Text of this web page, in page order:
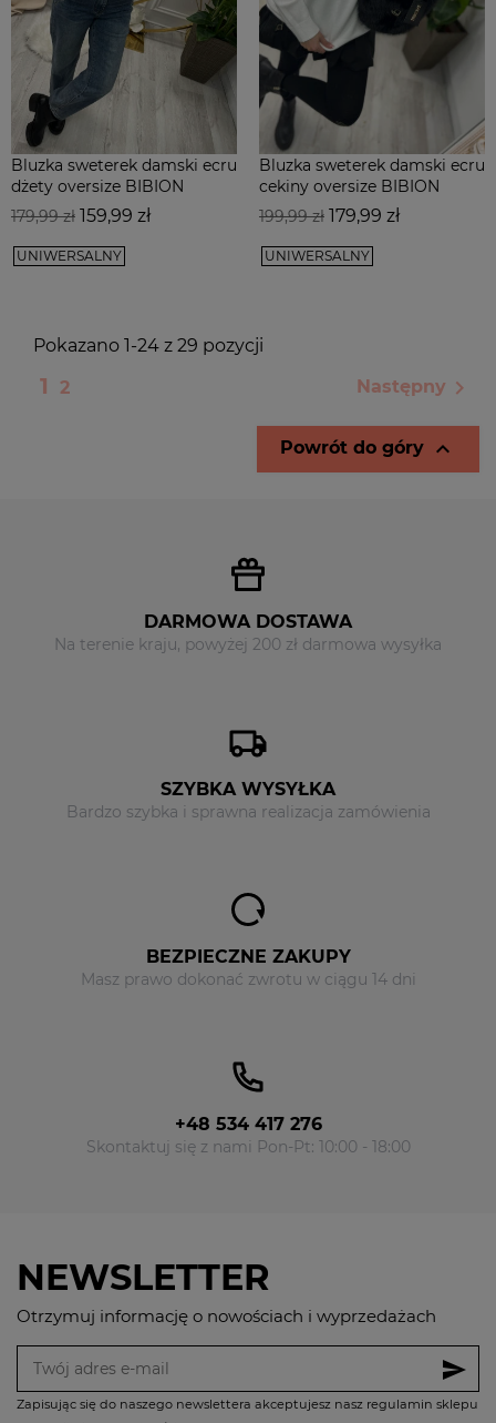
Bluzka sweterek damski ecru
dżety oversize BIBION
Cena
179,99 zł Cena
159,99 zł
UNIWERSALNY
Bluzka sweterek damski ecru
cekiny oversize BIBION
Cena
199,99 zł Cena
179,99 zł
UNIWERSALNY
Pokazano 1-24 z 29 pozycji
1 2 Następny 
Powrót do góry 
DARMOWA DOSTAWA
Na terenie kraju, powyżej 200 zł darmowa wysyłka
SZYBKA WYSYŁKA
Bardzo szybka i sprawna realizacja zamówienia
BEZPIECZNE ZAKUPY
Masz prawo dokonać zwrotu w ciągu 14 dni
+48 534 417 276
Skontaktuj się z nami Pon-Pt: 10:00 - 18:00
NEWSLETTER
Otrzymuj informację o nowościach i wyprzedażach
send
Zapisując się do naszego newslettera akceptujesz nasz regulamin sklepu